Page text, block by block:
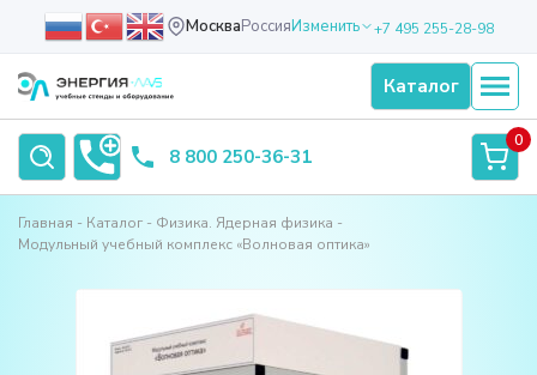
МоскваРоссияИзменить +7 495 255-28-98
Каталог
8 800 250-36-31
0
Главная Каталог
Физика. Ядерная физика
Модульный учебный комплекс «Волновая оптика»